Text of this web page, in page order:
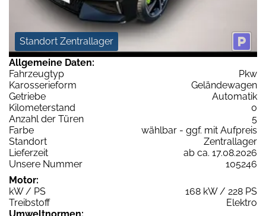
Standort Zentrallager
Allgemeine Daten:
Fahrzeugtyp
Pkw
Karosserieform
Geländewagen
Getriebe
Automatik
Kilometerstand
0
Anzahl der Türen
5
Farbe
wählbar - ggf. mit Aufpreis
Standort
Zentrallager
Lieferzeit
ab ca. 17.08.2026
Unsere Nummer
105246
Motor:
kW / PS
168 kW / 228 PS
Treibstoff
Elektro
Umweltnormen: